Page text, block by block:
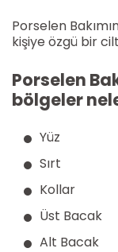
Porselen
kişiye özgü bir
Porselen
bölgeler
Yüz
Sırt
Kollar
Üst Bacak
Alt Bacak